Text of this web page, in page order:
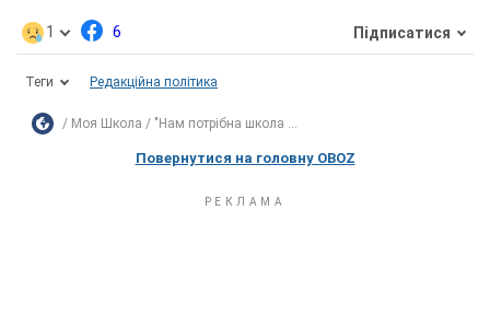
1 6 Підписатися
Теги Редакційна політика
Моя Школа "Нам потрібна школа ...
Повернутися на головну OBOZ